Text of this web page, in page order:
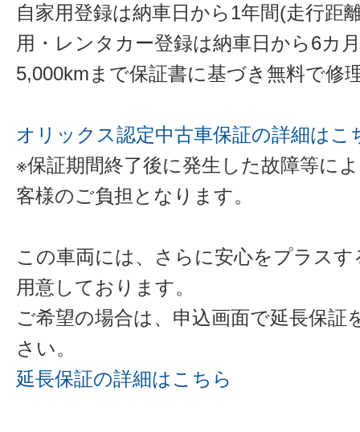
自家用登録は納車日から1年間(走行距
用・レンタカー登録は納車日から6カ
5,000kmまで保証書に基づき無料で修
オリックス認定中古車保証の詳細はこ
※保証期間終了後に発生した故障等に
客様のご負担となります。
この車両には、さらに安心をプラス
用意しております。
ご希望の場合は、申込画面で延長保証
さい。
延長保証の詳細はこちら